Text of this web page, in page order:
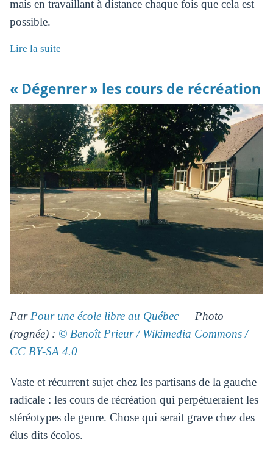
mais en travaillant à distance chaque fois que cela est
possible.
Lire la suite
« Dégenrer » les cours de récréation
Par Pour une école libre au Québec— Photo
(rognée) : © Benoît Prieur / Wikimedia Commons /
CC BY-SA 4.0
Vaste et récurrent sujet chez les partisans de la gauche
radicale : les cours de récréation qui perpétueraient les
stéréotypes de genre. Chose qui serait grave chez des
élus dits écolos.